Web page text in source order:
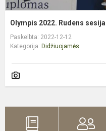
Olympis 2022. Rudens sesija
Paskelbta: 2022-12-12
Kategorija: Didžiuojamės